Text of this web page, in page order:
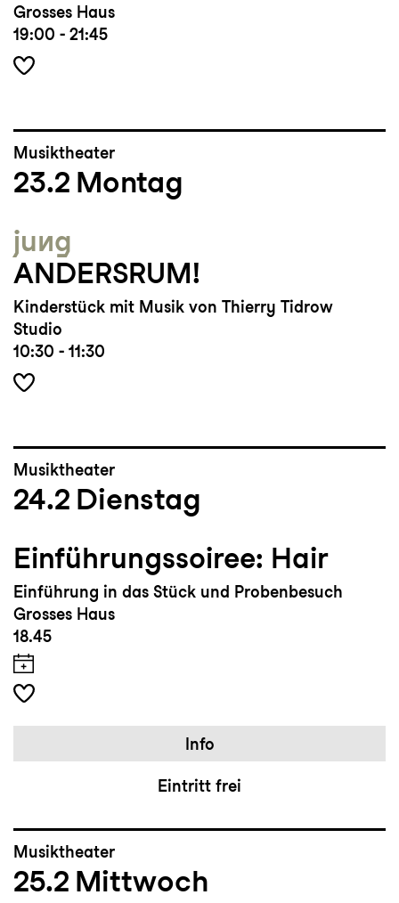
Grosses Haus
19:00 - 21:45
Musiktheater
23.2 Montag
jung
ANDERSRUM!
Kinderstück mit Musik von Thierry Tidrow
Studio
10:30 - 11:30
Musiktheater
24.2 Dienstag
Einführungssoiree: Hair
Einführung in das Stück und Probenbesuch
Grosses Haus
18.45
Info
Eintritt frei
Musiktheater
25.2 Mittwoch